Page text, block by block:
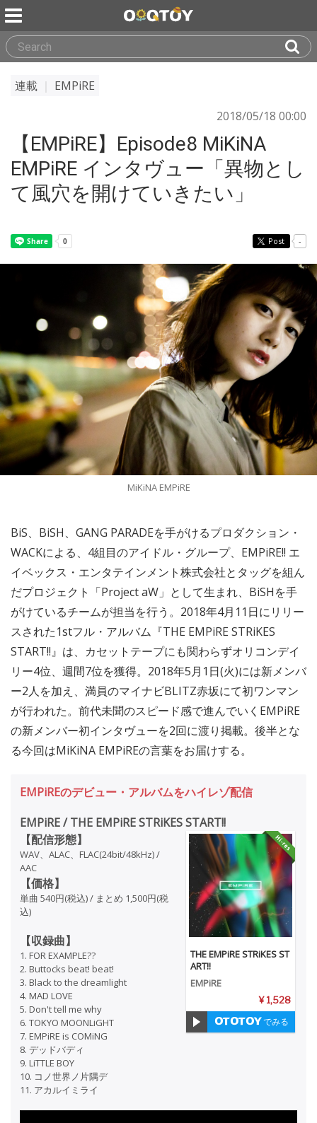
連載
EMPiRE
2018/05/18 00:00
【EMPiRE】Episode8 MiKiNA
EMPiRE インタヴュー「異物とし
て風穴を開けていきたい」
Post -
MiKiNA EMPiRE
BiS、BiSH、GANG PARADEを手がけるプロダクション・
WACKによる、4組目のアイドル・グループ、EMPiRE!! エ
イベックス・エンタテインメント株式会社とタッグを組ん
だプロジェクト「Project aW」として生まれ、BiSHを手
がけているチームが担当を行う。2018年4月11日にリリー
スされた1stフル・アルバム『THE EMPiRE STRiKES
START!!』は、カセットテープにも関わらずオリコンデイ
リー4位、週間7位を獲得。2018年5月1日(火)には新メンバ
ー2人を加え、満員のマイナビBLITZ赤坂にて初ワンマン
が行われた。前代未聞のスピード感で進んでいくEMPiRE
の新メンバー初インタヴューを2回に渡り掲載。後半とな
る今回はMiKiNA EMPiREの言葉をお届けする。
EMPiREのデビュー・アルバムをハイレゾ配信
EMPiRE / THE EMPiRE STRiKES START!!
THE EMPiRE STRiKES ST
ART!!
EMPiRE
¥ 1,528
でみる
【配信形態】
WAV、ALAC、FLAC(24bit/48kHz) /
AAC
【価格】
単曲 540円(税込) / まとめ 1,500円(税
込)
【収録曲】
1. FOR EXAMPLE??
2. Buttocks beat! beat!
3. Black to the dreamlight
4. MAD LOVE
5. Don't tell me why
6. TOKYO MOONLiGHT
7. EMPiRE is COMiNG
8. デッドバディ
9. LiTTLE BOY
10. コノ世界ノ片隅デ
11. アカルイミライ